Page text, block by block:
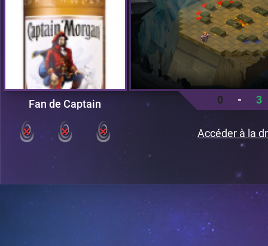
Fan de Captain 0 - 3
Accéder à la